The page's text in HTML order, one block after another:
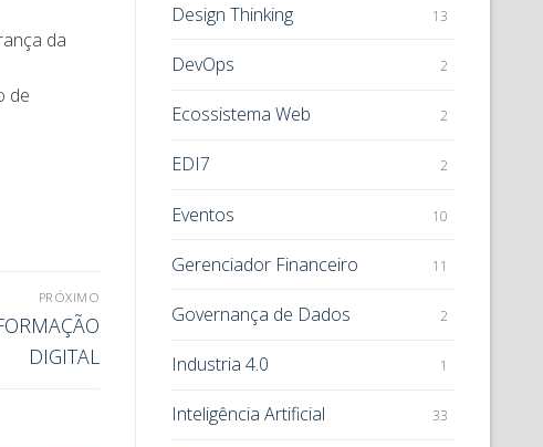
da
de
PRÓXIMO
DIGITAL
Design Thinking 13
DevOps 2
Ecossistema Web 2
EDI7 2
Eventos 10
Gerenciador Financeiro 11
Governança de Dados 2
Industria 4.0 1
Inteligência Artificial 33